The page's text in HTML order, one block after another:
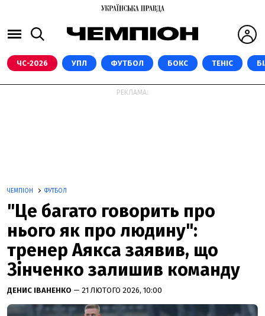
ЧС-2026 УПЛ ФУТБОЛ БОКС ТЕНІС
РЕКЛАМА:
ЧЕМПІОН ФУТБОЛ
"Це багато говорить про
нього як про людину":
тренер Аякса заявив, що
Зінченко залишив команду
ДЕНИС ІВАНЕНКО — 21 ЛЮТОГО 2026, 10:00